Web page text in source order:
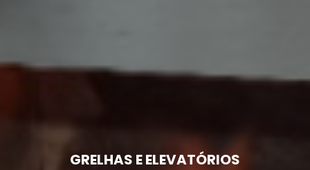
GRELHAS E ELEVATÓRIOS